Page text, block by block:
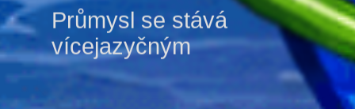
Průmysl se stává
vícejazyčným